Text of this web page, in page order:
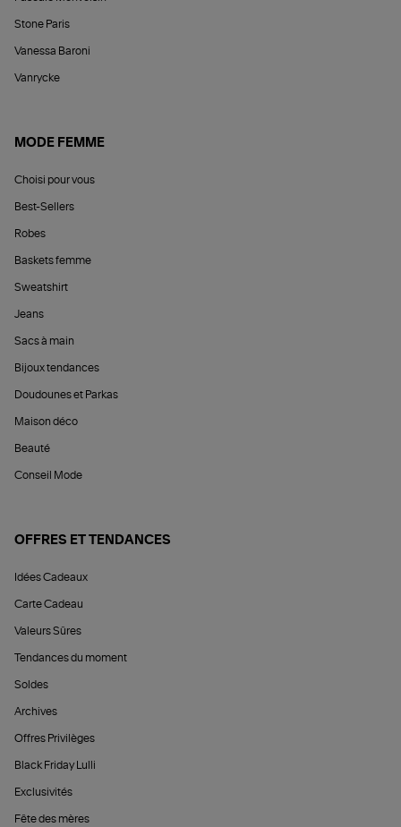
Stone Paris
Vanessa Baroni
Vanrycke
MODE FEMME
Choisi pour vous
Best-Sellers
Robes
Baskets femme
Sweatshirt
Jeans
Sacs à main
Bijoux tendances
Doudounes et Parkas
Maison déco
Beauté
Conseil Mode
OFFRES ET TENDANCES
Idées Cadeaux
Carte Cadeau
Valeurs Sûres
Tendances du moment
Soldes
Archives
Offres Privilèges
Black Friday Lulli
Exclusivités
Fête des mères